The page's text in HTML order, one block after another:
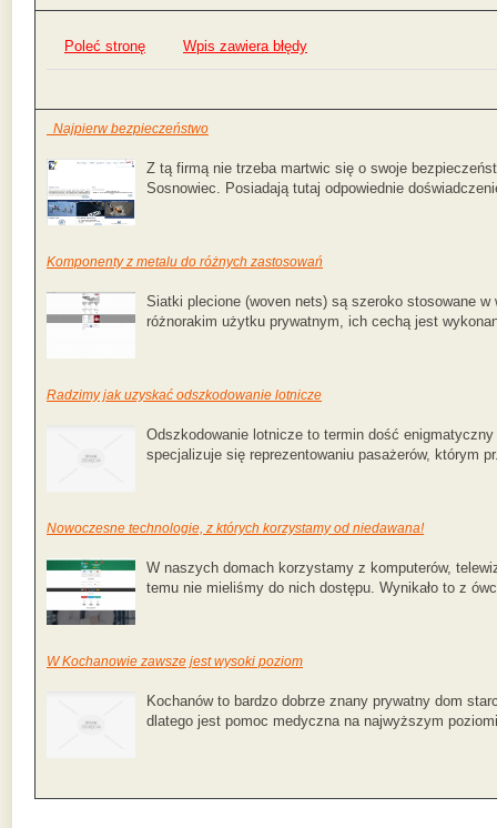
Poleć stronę Wpis zawiera błędy
Najpierw bezpieczeństwo
Z tą firmą nie trzeba martwic się o swoje
Sosnowiec. Posiadają tutaj odpowiednie
Komponenty z metalu do różnych zastosowań
Siatki plecione (woven nets) są szeroko stosowane
różnorakim użytku prywatnym, ich cechą jest
Radzimy jak uzyskać odszkodowanie lotnicze
Odszkodowanie lotnicze to termin dość
specjalizuje się reprezentowaniu pasażerów, którym
Nowoczesne technologie, z których korzystamy od niedawana!
W naszych domach korzystamy z komputerów,
temu nie mieliśmy do nich dostępu. Wynikało to z
W Kochanowie zawsze jest wysoki poziom
Kochanów to bardzo dobrze znany prywatny dom
dlatego jest pomoc medyczna na najwyższym